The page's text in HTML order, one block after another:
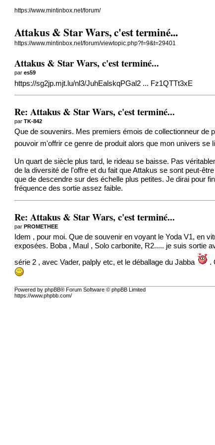
https://www.mintinbox.net/forum/
Attakus & Star Wars, c'est terminé...
https://www.mintinbox.net/forum/viewtopic.php?f=9&t=29401
Attakus & Star Wars, c'est terminé...
pares59
https://sg2jp.mjt.lu/nl3/JuhEalskqPGal2 ... Fz1QTTt3xE
Re: Attakus & Star Wars, c'est terminé...
parTK-842
Que de souvenirs. Mes premiers émois de collectionneur de
pouvoir m'offrir ce genre de produit alors que mon univers
Un quart de siècle plus tard, le rideau se baisse. Pas
de la diversité de l'offre et du fait que Attakus se sont peut-
que de descendre sur des échelle plus petites. Je dirai pour
fréquence des sortie assez faible.
Re: Attakus & Star Wars, c'est terminé...
parPROMETHEE
Idem , pour moi. Que de souvenir en voyant le Yoda V1, en
exposées. Boba , Maul , Solo carbonite, R2..... je suis sortie
série 2 , avec Vader, palply etc, et le déballage du Jabba .
Powered by phpBB® Forum Software © phpBB Limited
https://www.phpbb.com/